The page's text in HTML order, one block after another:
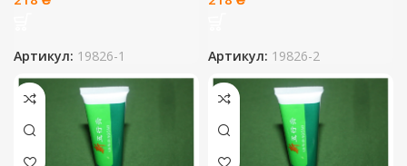
Артикул: 19826-1 Артикул: 19826-2